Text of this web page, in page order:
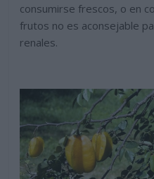
consumirse frescos, o en
frutos no es aconsejable
renales.